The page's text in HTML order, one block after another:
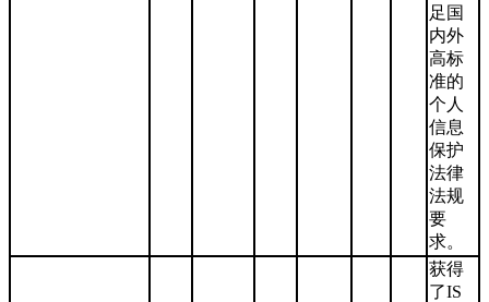
足国
内外
高标
准的
个人
信息
保护
法律
法规
要
求。
获得
了IS